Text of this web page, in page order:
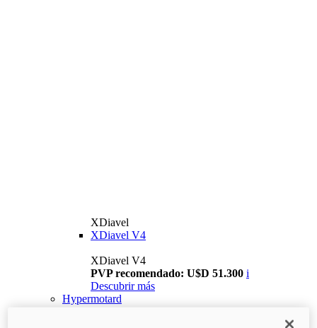
XDiavel
XDiavel V4
XDiavel V4
PVP recomendado: U$D 51.300 i
Descubrir más
Hypermotard